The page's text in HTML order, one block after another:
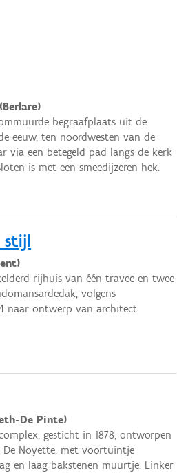
begraafplaats uit de
eeuw, ten noordwesten van de
via een betegeld pad langs de kerk
is met een smeedijzeren hek.
stijl
rijhuis van één travee en twee
volgens
naar ontwerp van architect
De Pinte)
gesticht in 1878, ontworpen
Noyette, met voortuintje
en laag bakstenen muurtje. Linker